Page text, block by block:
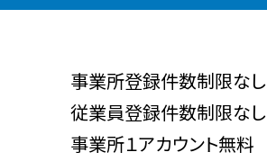
事業所登録件数制限なし
従業員登録件数制限なし
事業所１アカウント無料